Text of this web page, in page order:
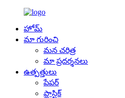
హోమ్
మా గురించి
మన చరిత్ర
మా ప్రదర్శనలు
ఉత్పత్తులు
పేపర్
ప్లాస్టిక్